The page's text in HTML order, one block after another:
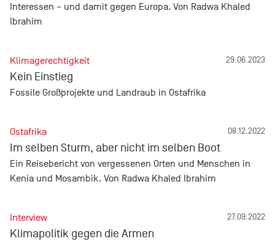
Interessen – und damit gegen Europa. Von Radwa Khaled
Ibrahim
29.06.2023
Klimagerechtigkeit
Kein Einstieg
Fossile Großprojekte und Landraub in Ostafrika
08.12.2022
Ostafrika
Im selben Sturm, aber nicht im selben Boot
Ein Reisebericht von vergessenen Orten und Menschen in
Kenia und Mosambik. Von Radwa Khaled Ibrahim
27.09.2022
Interview
Klimapolitik gegen die Armen